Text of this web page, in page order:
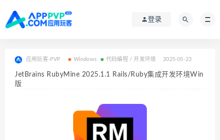
登录
应用玩客-PVP Windows 代码编程 / 开发环境 2025-05-23
JetBrains RubyMine 2025.1.1 Rails/Ruby集成开发环境Win
版